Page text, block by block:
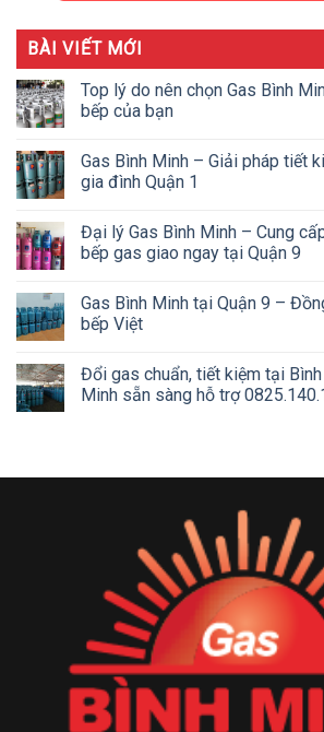
BÀI VIẾT MỚI
Top lý do nên chọn Gas Bình
bếp của bạn
Gas Bình Minh – Giải pháp tiết
gia đình Quận 1
Đại lý Gas Bình Minh – Cung
bếp gas giao ngay tại Quận 9
Gas Bình Minh tại Quận 9 –
bếp Việt
Đổi gas chuẩn, tiết kiệm tại
Minh sẵn sàng hỗ trợ